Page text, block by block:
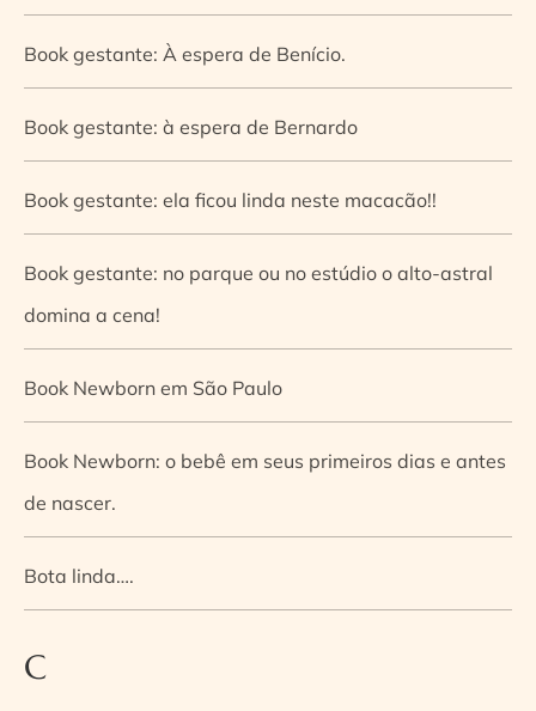
Book gestante: À espera de Benício.
Book gestante: à espera de Bernardo
Book gestante: ela ficou linda neste macacão!!
Book gestante: no parque ou no estúdio o alto-astral
domina a cena!
Book Newborn em São Paulo
Book Newborn: o bebê em seus primeiros dias e antes
de nascer.
Bota linda….
C